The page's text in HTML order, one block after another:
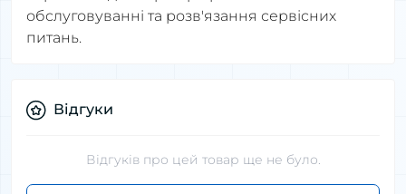
обслуговуванні та розв'язання сервісних
питань.
Відгуки
Відгуків про цей товар ще не було.